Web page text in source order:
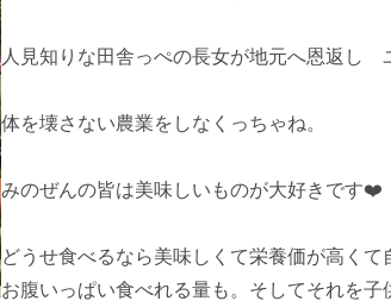
人見知りな田舎っぺの長女が地元へ恩返し　
体を壊さない農業をしなくっちゃね。
みのぜんの皆は美味しいものが大好きです❤️
どうせ食べるなら美味しくて栄養価が高くて
お腹いっぱい食べれる量も。そしてそれを子